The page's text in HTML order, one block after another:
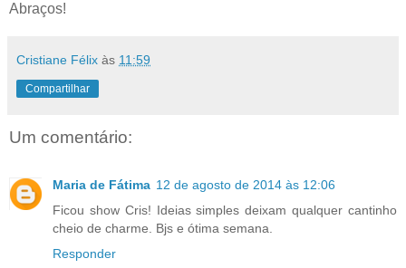
Abraços!
Cristiane Félix às 11:59
Compartilhar
Um comentário:
Maria de Fátima 12 de agosto de 2014 às 12:06
Ficou show Cris! Ideias simples deixam qualquer cantinho
cheio de charme. Bjs e ótima semana.
Responder